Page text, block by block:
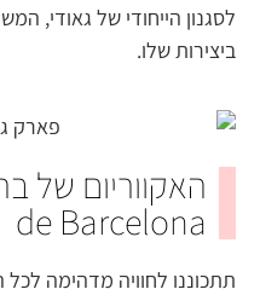
לסגנון הייחודי של גאודי,
ביצירות שלו.
de Barcelona
תתכוננו לחוויה מדהימה